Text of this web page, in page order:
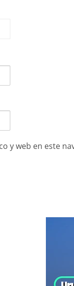
y web en este